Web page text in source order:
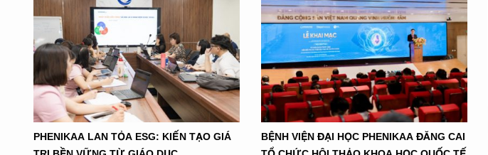
PHENIKAA LAN TỎA ESG: KIẾN TẠO GIÁ
BỆNH VIỆN ĐẠI HỌC PHENIKAA ĐĂNG CAI